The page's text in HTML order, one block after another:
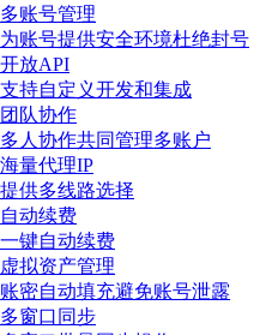
多账号管理
为账号提供安全环境杜绝封号
开放API
支持自定义开发和集成
团队协作
多人协作共同管理多账户
海量代理IP
提供多线路选择
自动续费
一键自动续费
虚拟资产管理
账密自动填充避免账号泄露
多窗口同步